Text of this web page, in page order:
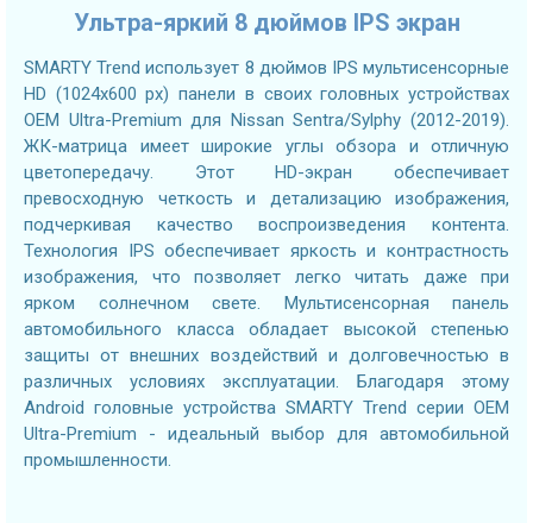
Ультра-яркий 8 дюймов IPS экран
SMARTY Trend использует 8 дюймов IPS мультисенсорные
HD (1024х600 px) панели в своих головных устройствах
OEM Ultra-Premium для Nissan Sentra/Sylphy (2012-2019).
ЖК-матрица имеет широкие углы обзора и отличную
цветопередачу. Этот HD-экран обеспечивает
превосходную четкость и детализацию изображения,
подчеркивая качество воспроизведения контента.
Технология IPS обеспечивает яркость и контрастность
изображения, что позволяет легко читать даже при
ярком солнечном свете. Мультисенсорная панель
автомобильного класса обладает высокой степенью
защиты от внешних воздействий и долговечностью в
различных условиях эксплуатации. Благодаря этому
Android головные устройства SMARTY Trend серии OEM
Ultra-Premium - идеальный выбор для автомобильной
промышленности.